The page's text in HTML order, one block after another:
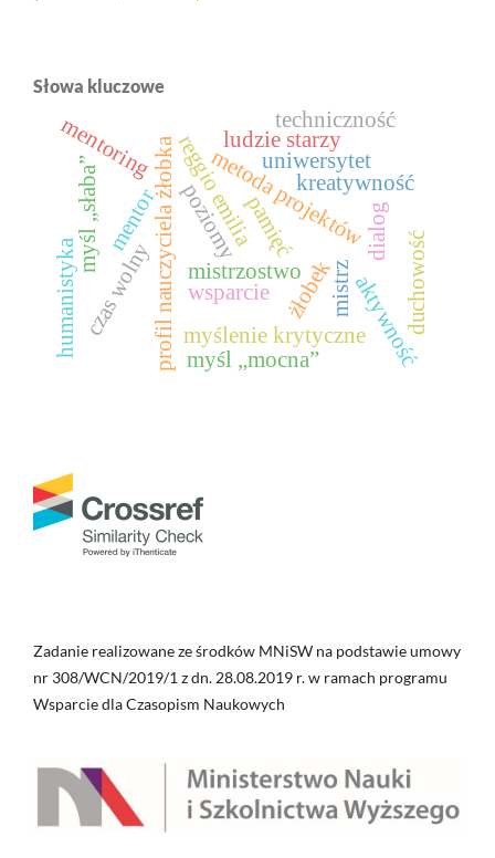
Słowa kluczowe
żłobek
reggio emilia
metoda projektów
profil nauczyciela żłobka myślenie krytyczne
kreatywność
mistrzostwo mistrz
uniwersytet
mentor
mentoring
dialog
ludzie starzy
aktywność
czas wolny duchowość
myśl „mocna”
myśl „słaba”
humanistyka
techniczność
poziomypamięć
wsparcie
Zadanie realizowane ze środków MNiSW na podstawie umowy
nr 308/WCN/2019/1 z dn. 28.08.2019 r. w ramach programu
Wsparcie dla Czasopism Naukowych